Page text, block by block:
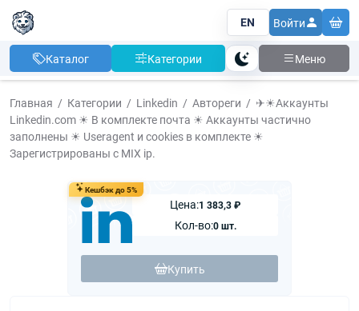
EN Войти
Каталог Категории Тема Меню
Главная Категории Linkedin Автореги
✈☀Аккаунты
Linkedin.com ☀ В комплекте почта ☀ Аккаунты частично
заполнены ☀ Useragent и сookies в комплекте ☀
Зарегистрированы с MIX ip.
Кешбэк до 5%
Цена:1 383,3 ₽
Кол-во:0 шт.
Купить